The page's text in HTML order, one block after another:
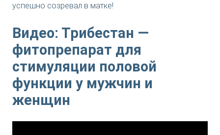
успешно созревал в матке!
Видео: Трибестан —
фитопрепарат для
стимуляции половой
функции у мужчин и
женщин